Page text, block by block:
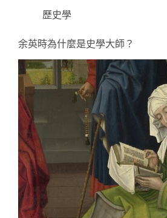
歷史學
余英時為什麼是史學大師？